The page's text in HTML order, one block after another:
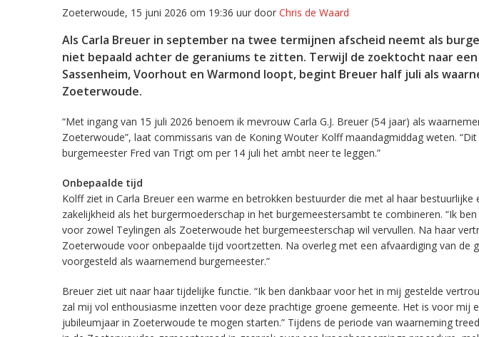
Zoeterwoude, 15 juni 2026 om 19:36 uur door Chris de Waard
Als Carla Breuer in september na twee termijnen afscheid neemt als
niet bepaald achter de geraniums te zitten. Terwijl de zoektocht naar
Sassenheim, Voorhout en Warmond loopt, begint Breuer half juli als
Zoeterwoude.
“Met ingang van 15 juli 2026 benoem ik mevrouw Carla G.J. Breuer (54 jaar) als
Zoeterwoude”, laat commissaris van de Koning Wouter Kolff maandagmiddag weten.
burgemeester Fred van Trigt om per 14 juli het ambt neer te leggen.”
Onbepaalde tijd
Kolff ziet in Carla Breuer een warme en betrokken bestuurder die met al haar
zakelijkheid als het burgermoederschap in het burgemeestersambt te combineren. “Ik
voor zowel Teylingen als Zoeterwoude het burgemeesterschap wil vervullen. Na haar
Zoeterwoude voor onbepaalde tijd voortzetten. Na overleg met een afvaardiging van de
voorgesteld als waarnemend burgemeester.”
Breuer ziet uit naar haar tijdelijke functie. “Ik ben dankbaar voor het in mij gestelde
zal mij vol enthousiasme inzetten voor deze prachtige groene gemeente. Het is voor mij
jubileumjaar in Zoeterwoude te mogen starten.” Tijdens de periode van waarneming